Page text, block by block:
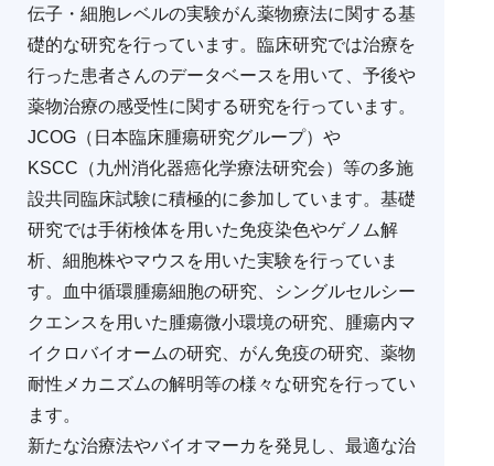
伝子・細胞レベルの実験がん薬物療法に関する基
礎的な研究を行っています。臨床研究では治療を
行った患者さんのデータベースを用いて、予後や
薬物治療の感受性に関する研究を行っています。
JCOG（日本臨床腫瘍研究グループ）や
KSCC（九州消化器癌化学療法研究会）等の多施
設共同臨床試験に積極的に参加しています。基礎
研究では手術検体を用いた免疫染色やゲノム解
析、細胞株やマウスを用いた実験を行っていま
す。血中循環腫瘍細胞の研究、シングルセルシー
クエンスを用いた腫瘍微小環境の研究、腫瘍内マ
イクロバイオームの研究、がん免疫の研究、薬物
耐性メカニズムの解明等の様々な研究を行ってい
ます。
新たな治療法やバイオマーカを発見し、最適な治